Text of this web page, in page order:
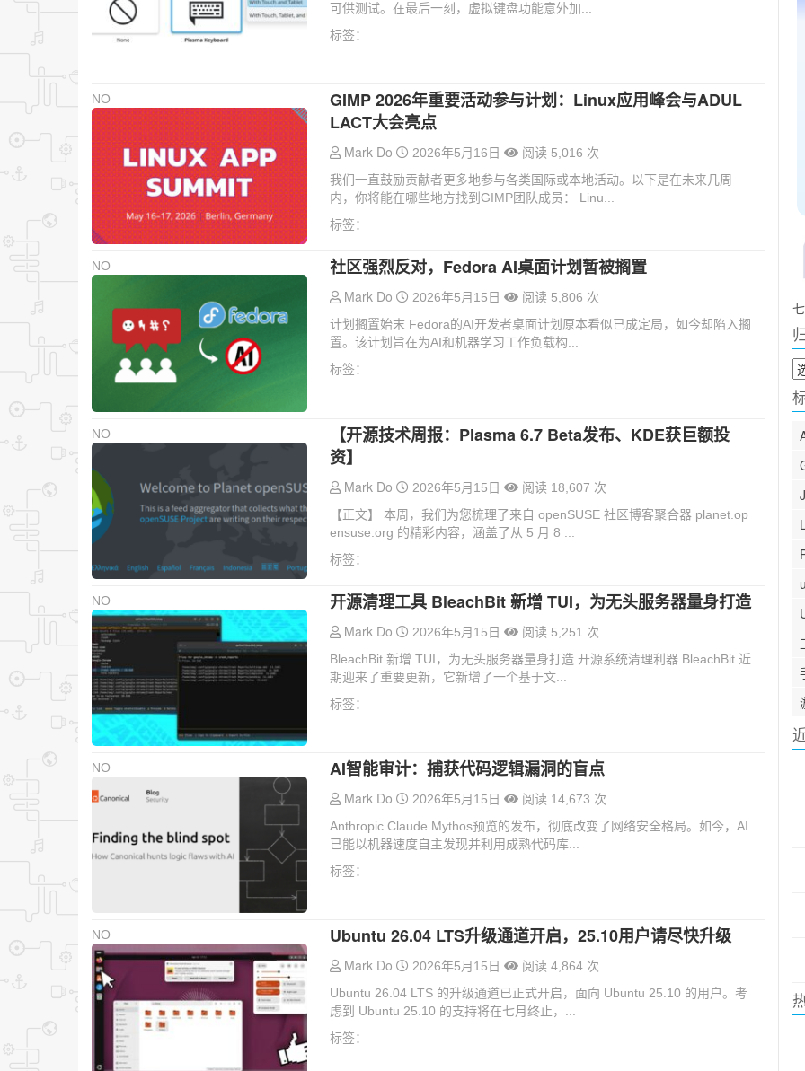
可供测试。在最后一刻，虚拟键盘功能意外加...
标签：
NO
GIMP 2026年重要活动参与计划：Linux应用峰会与ADUL
LACT大会亮点
Mark Do 2026年5月16日
阅读 5,016 次
我们一直鼓励贡献者更多地参与各类国际或本地活动。以下是在未来几周
内，你将能在哪些地方找到GIMP团队成员： Linu...
标签：
NO 社区强烈反对，Fedora AI桌面计划暂被搁置
Mark Do 2026年5月15日
阅读 5,806 次
计划搁置始末 Fedora的AI开发者桌面计划原本看似已成定局，如今却陷入搁
置。该计划旨在为AI和机器学习工作负载构...
标签：
NO
【开源技术周报：Plasma 6.7 Beta发布、KDE获巨额投
资】
Mark Do 2026年5月15日
阅读 18,607 次
【正文】 本周，我们为您梳理了来自 openSUSE 社区博客聚合器 planet.op
ensuse.org 的精彩内容，涵盖了从 5 月 8 ...
标签：
NO 开源清理工具 BleachBit 新增 TUI，为无头服务器量身打造
Mark Do 2026年5月15日
阅读 5,251 次
BleachBit 新增 TUI，为无头服务器量身打造 开源系统清理利器 BleachBit 近
期迎来了重要更新，它新增了一个基于文...
标签：
NO AI智能审计：捕获代码逻辑漏洞的盲点
Mark Do 2026年5月15日
阅读 14,673 次
Anthropic Claude Mythos预览的发布，彻底改变了网络安全格局。如今，AI
已能以机器速度自主发现并利用成熟代码库...
标签：
NO Ubuntu 26.04 LTS升级通道开启，25.10用户请尽快升级
Mark Do 2026年5月15日
阅读 4,864 次
Ubuntu 26.04 LTS 的升级通道已正式开启，面向 Ubuntu 25.10 的用户。考
虑到 Ubuntu 25.10 的支持将在七月终止，...
标签：
归
档